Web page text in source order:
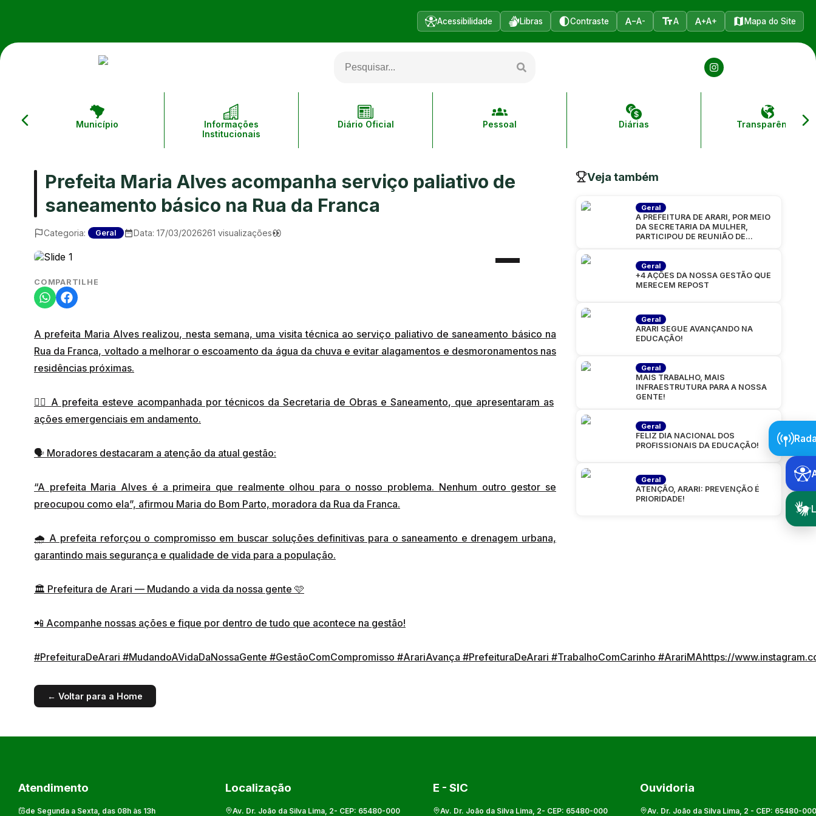
Acessibilidade Libras Contraste A- A A+ Mapa do Site
Município
Informações
Institucionais
Diário Oficial Pessoal Diárias Transparência
Prefeita Maria Alves acompanha serviço paliativo de
saneamento básico na Rua da Franca
Categoria: Geral Data: 17/03/2026261 visualizações
COMPARTILHE
A prefeita Maria Alves realizou, nesta semana, uma visita técnica ao serviço paliativo de saneamento básico na
Rua da Franca, voltado a melhorar o escoamento da água da chuva e evitar alagamentos e desmoronamentos nas
residências próximas.
👷‍♀️ A prefeita esteve acompanhada por técnicos da Secretaria de Obras e Saneamento, que apresentaram as
ações emergenciais em andamento.
🗣️ Moradores destacaram a atenção da atual gestão:
“A prefeita Maria Alves é a primeira que realmente olhou para o nosso problema. Nenhum outro gestor se
preocupou como ela”, afirmou Maria do Bom Parto, moradora da Rua da Franca.
🌧️ A prefeita reforçou o compromisso em buscar soluções definitivas para o saneamento e drenagem urbana,
garantindo mais segurança e qualidade de vida para a população.
🏛 Prefeitura de Arari — Mudando a vida da nossa gente 🩷
📲 Acompanhe nossas ações e fique por dentro de tudo que acontece na gestão!
#PrefeituraDeArari #MudandoAVidaDaNossaGente #GestãoComCompromisso #ArariAvança #PrefeituraDeArari #TrabalhoComCarinho #ArariMAhttps://
← Voltar para a Home
Veja também
Geral
A PREFEITURA DE ARARI, POR MEIO
DA SECRETARIA DA MULHER,
PARTICIPOU DE REUNIÃO DE
Geral
+4 AÇÕES DA NOSSA GESTÃO QUE
MERECEM REPOST
Geral
ARARI SEGUE AVANÇANDO NA
EDUCAÇÃO!
Geral
MAIS TRABALHO, MAIS
INFRAESTRUTURA PARA A NOSSA
GENTE!
Geral
FELIZ DIA NACIONAL DOS
PROFISSIONAIS DA EDUCAÇÃO!
Geral
ATENÇÃO, ARARI: PREVENÇÃO É
PRIORIDADE!
Atendimento
de Segunda a Sexta, das 08h às 13h
Localização
Av. Dr. João da Silva Lima, 2- CEP: 65480-000
E - SIC
Av. Dr. João da Silva Lima, 2- CEP: 65480-000
Ouvidoria
Av. Dr. João da Silva Lima, 2 - CEP: 65480-000